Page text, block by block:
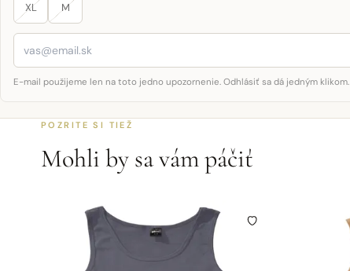
XL M
E-mail použijeme len na toto jedno upozornenie. Odhlásiť sa dá jedným klikom.
POZRITE SI TIEŽ
Mohli by sa vám páčiť